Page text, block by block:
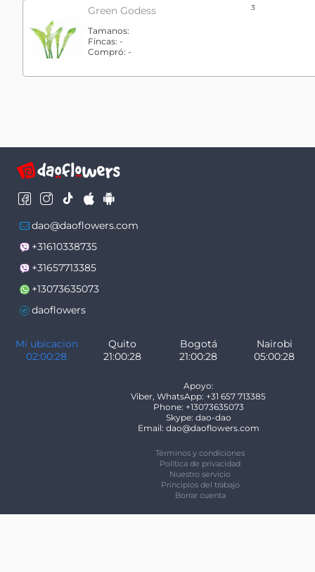
Green Godess 3
Tamanos:
Fincas: -
Compró: -
dao@daoflowers.com
+31610338735
+31657713385
+13073635073
daoflowers
Mi ubicacion
02:00:28
Quito
21:00:28
Bogotá
21:00:28
Nairobi
05:00:28
Apoyo:
Viber, WhatsApp: +31 657 713385
Phone: +13073635073
Skype: dao-dao
Email: dao@daoflowers.com
Términos y condiciones
Política de privacidad
Nuestro servicio
Principios del trabajo
Borrar cuenta